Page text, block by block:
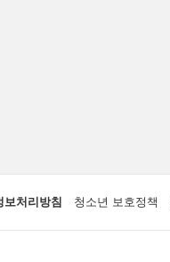
보처리방침 청소년 보호정책